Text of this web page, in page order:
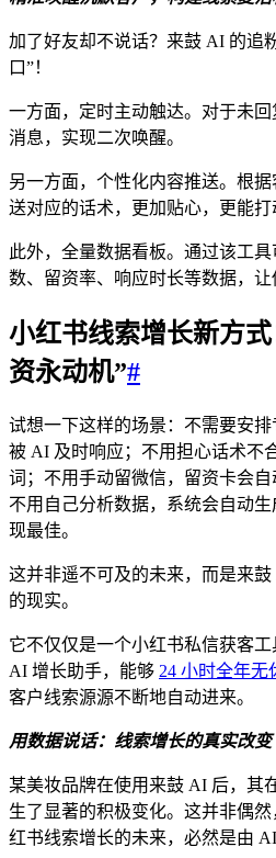
加了好友却不说话？来鼓 AI 的追
口”！​
一方面，定时主动触达。对于未
消息，实现二次唤醒。​
另一方面，个性化内容推送。根
送对应的话术，更加贴心，更能打
此外，全量数据看板。通过该工
数、留资率、响应时长等数据，让
小红书线索增长新方
资永动机”​#
试想一下这样的场景：不需要安
被 AI 及时响应；不用担心话术不
词；不用手动留微信，留资卡会自
不用自己分析数据，系统会自动
现最佳。​
这并非遥不可及的未来，而是来
的现实。​
它不仅仅是一个小红书私信获客
AI 增长助手，能够 24 小时全年无
客户线索源源不断地自动进来。​
用数据说话：线索增长的真实改变​
某美妆品牌在使用来鼓 AI 后，其
生了显著的积极变化。这并非偶
红书线索增长的未来，必然是由 AI